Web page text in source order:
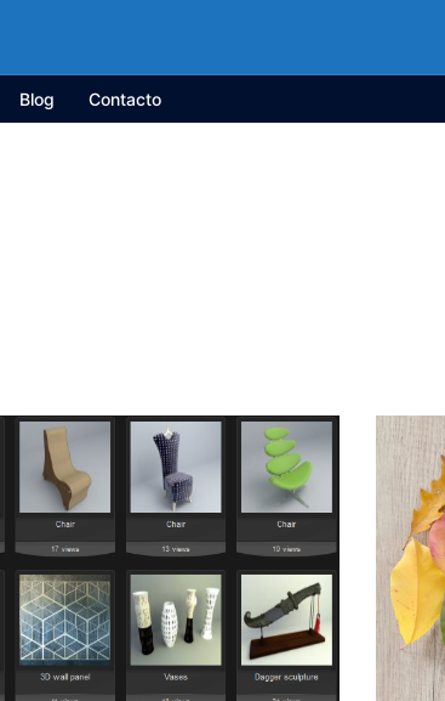
Blog Contacto